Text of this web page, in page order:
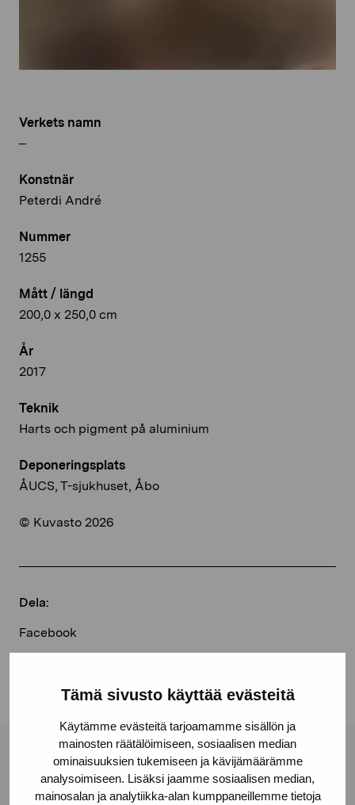
Tämä sivusto käyttää evästeitä
Käytämme evästeitä tarjoamamme sisällön ja
mainosten räätälöimiseen, sosiaalisen median
ominaisuuksien tukemiseen ja kävijämäärämme
analysoimiseen. Lisäksi jaamme sosiaalisen median,
mainosalan ja analytiikka-alan kumppaneillemme tietoja
Verkets namn
–
Konstnär
Peterdi André
Nummer
1255
Mått / längd
200,0 x 250,0 cm
År
2017
Teknik
Harts och pigment på aluminium
Deponeringsplats
ÅUCS, T-sjukhuset, Åbo
© Kuvasto 2026
Dela:
Facebook
Linkedin
Stiftelsen Pro Artibus